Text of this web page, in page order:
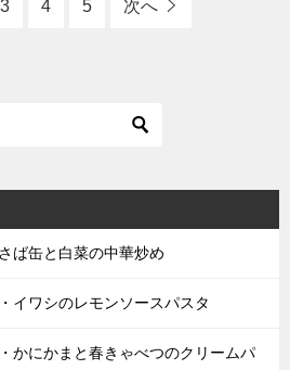
3 4 5 次へ
ば缶と白菜の中華炒め
イワシのレモンソースパスタ
かにかまと春きゃべつのクリームパ